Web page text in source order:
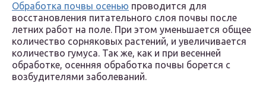
Обработка почвы осенью проводится для
восстановления питательного слоя почвы после
летних работ на поле. При этом уменьшается общее
количество сорняковых растений, и увеличивается
количество гумуса. Так же, как и при весенней
обработке, осенняя обработка почвы борется с
возбудителями заболеваний.